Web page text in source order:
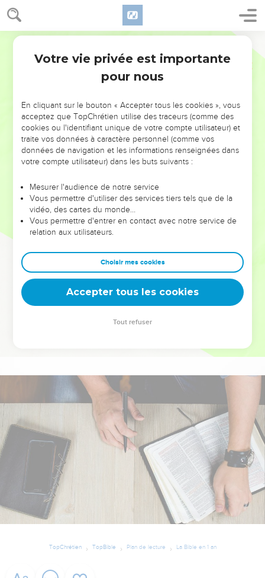
NE MANQUEZ PAS L’ÉVÉNEMENT
DE L’ANNÉE !
ET SI LEURS ERREURS POUVAIENT VOUS ÉVITER LES
VOTRES ?
leur foi ou leur vision. Mais on voit moins les doutes, les erreurs
et les saisons difficiles qu'ils ont traversés, alors même que ce
sont elles qui les ont façonnés.
Dans cette conférence, leaders, entrepreneurs, et responsables
clés pour avancer avec plus de sagesse afin que leurs erreurs
deviennent vos tremplins. Que vous guidiez un ministère, une
équipe, un groupe ou une famille, leur expérience est faite
TopChrétien TopBible Plan de lecture La Bible en 1 an
Votre vie privée est importante
pour nous
En cliquant sur le bouton « Accepter tous les cookies », vous
acceptez que TopChrétien utilise des traceurs (comme des
cookies ou l'identifiant unique de votre compte utilisateur) et
traite vos données à caractère personnel (comme vos
données de navigation et les informations renseignées dans
votre compte utilisateur) dans les buts suivants :
Mesurer l'audience de notre service
Vous permettre d'utiliser des services tiers tels que de la
vidéo, des cartes du monde…
Vous permettre d'entrer en contact avec notre service de
relation aux utilisateurs.
Choisir mes cookies
Accepter tous les cookies
Tout refuser